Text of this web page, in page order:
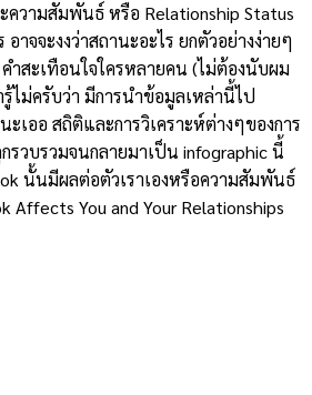
ความสัมพันธ์ หรือ Relationship Status
าจจะงงว่าสถานะอะไร ยกตัวอย่างง่ายๆ
ำสะเทือนใจใครหลายคน (ไม่ต้องนับผม
ไม่ครับว่า มีการนำข้อมูลเหล่านี้ไป
เออ สถิติและการวิเคราะห์ต่างๆของการ
วบรวมจนกลายมาเป็น infographic นี้
นั้นมีผลต่อตัวเราเองหรือความสัมพันธ์
Affects You and Your Relationships